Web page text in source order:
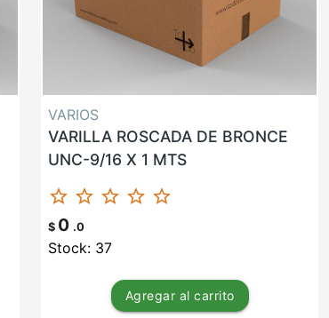
VARIOS
VARILLA ROSCADA DE BRONCE
UNC-9/16 X 1 MTS
star_border star_border star_border star_border star_border
$ 0 .0
Stock: 37
Agregar al carrito